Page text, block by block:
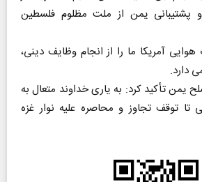
پشتیبانی یمن از ملت مظلوم فلسطین
آمریکا ما را از انجام وظایف دینی،
دارد.
یمن تأکید کرد: به یاری خداوند متعال به
تا توقف تجاوز و محاصره علیه نوار غزه